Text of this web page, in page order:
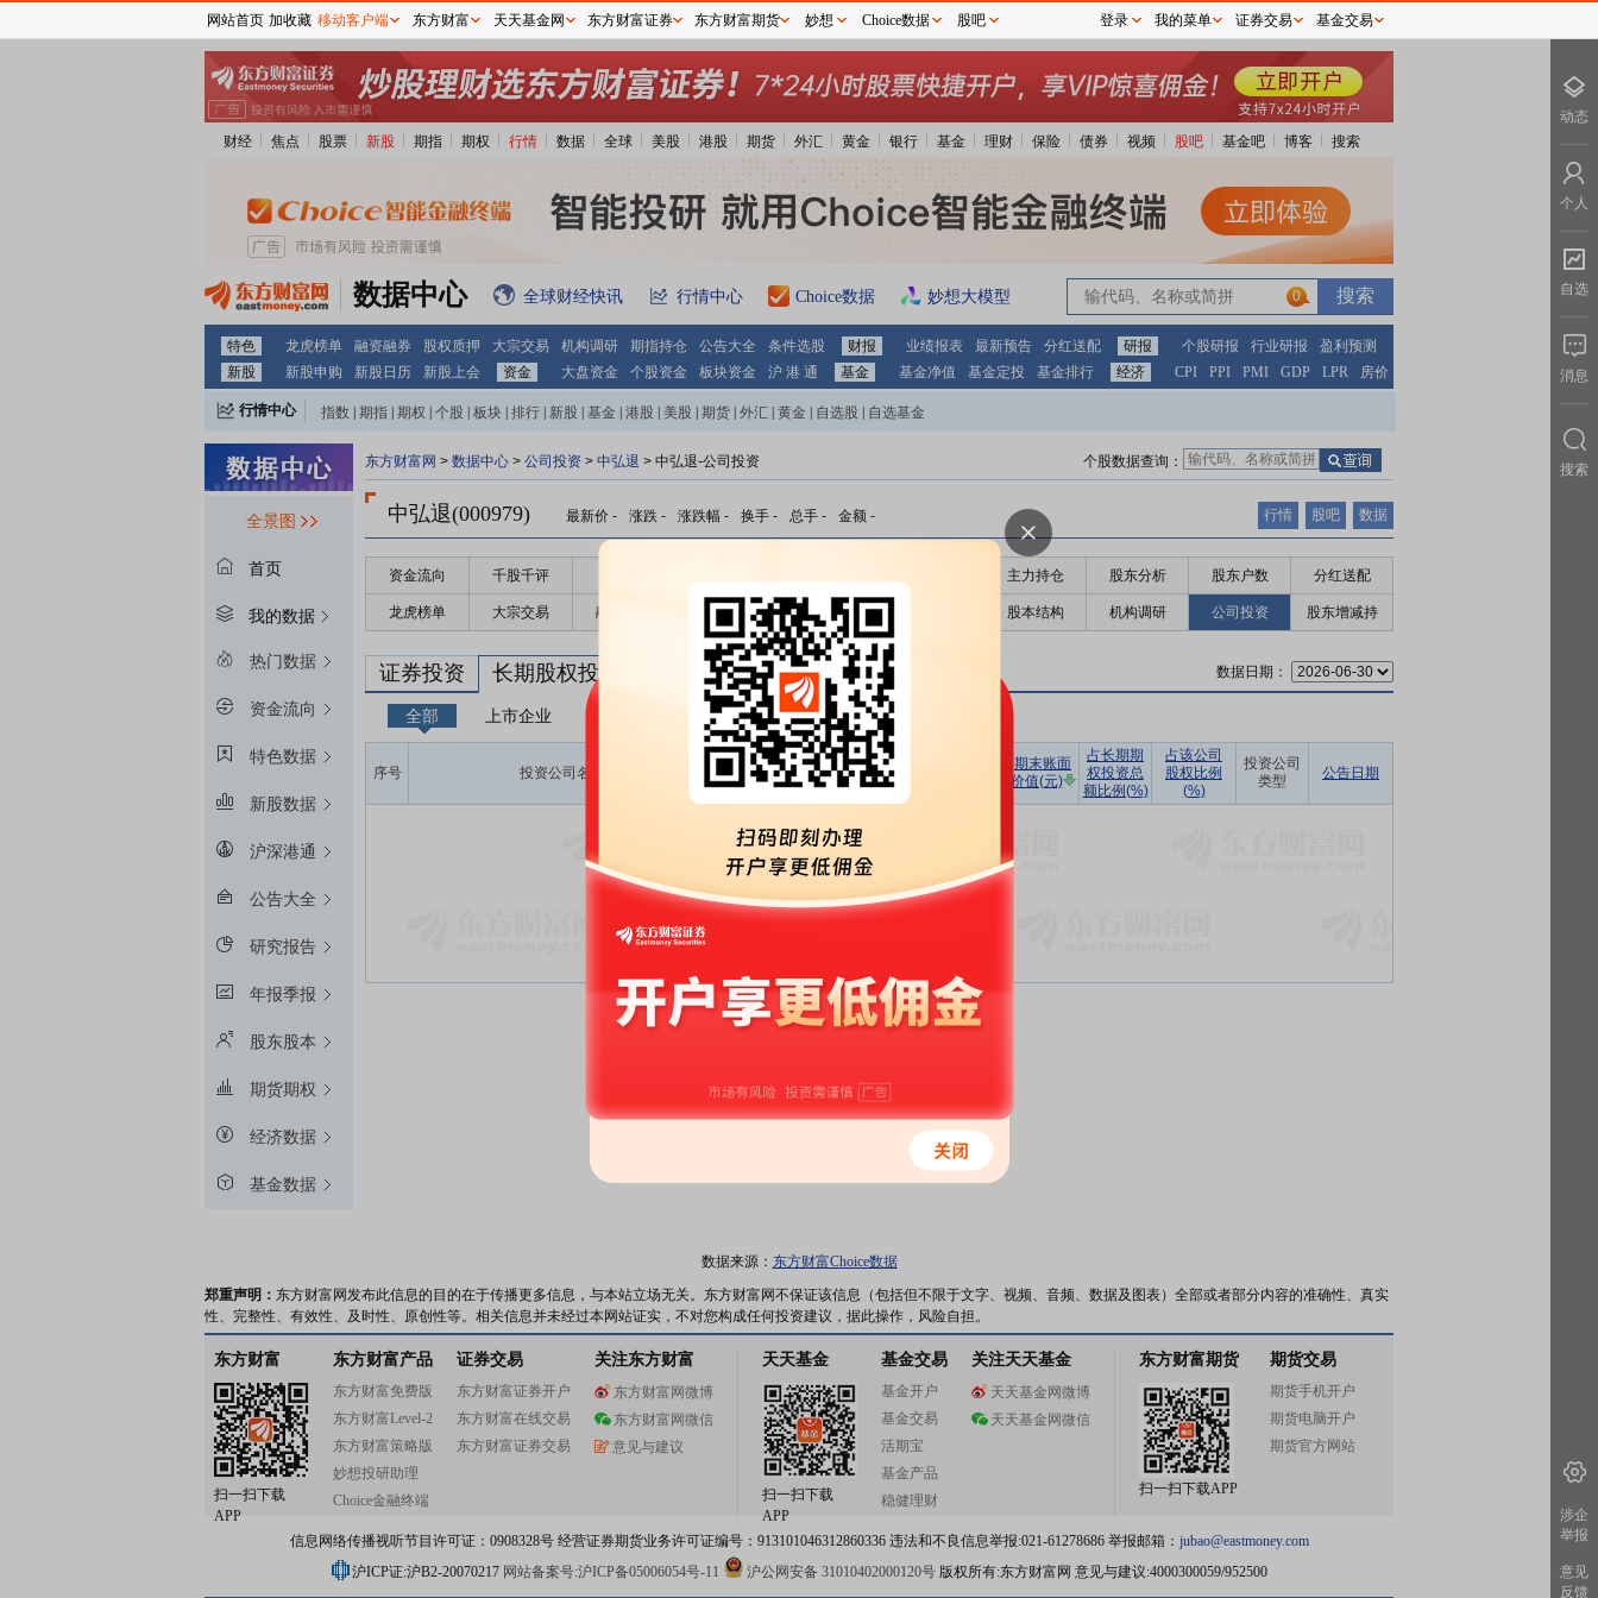
财经 焦点 股票 新股 期指 期权 行情 数据 全球 美股 港股 期货 外汇 黄金 银行 基金 理财 保险 债券 视频 股吧 基金吧 博客 搜索
数据中心 全球财经快讯 行情中心 Choice数据 妙想大模型 0
特色 龙虎榜单 融资融券 股权质押 大宗交易 机构调研 期指持仓 公告大全 条件选股 财报 业绩报表 最新预告 分红送配 研报 个股研报 行业研报
盈利预测
新股
新股申购 新股日历 新股上会 资金 大盘资金 个股资金 板块资金 沪 港 通 基金 基金净值 基金定投 基金排行 经济 CPI PPI PMI GDP LPR 房价
行情中心 指数 期指 期权 个股 板块 排行 新股 基金 港股 美股 期货 外汇 黄金 自选股 自选基金
全景图
首页
我的数据
热门数据
资金流向
特色数据
新股数据
沪深港通
公告大全
研究报告
年报季报
股东股本
期货期权
经济数据
基金数据
东方财富网 > 数据中心 > 公司投资 > 中弘退 > 中弘退-公司投资 个股数据查询：
中弘退(000979) 最新价 - 涨跌 - 涨跌幅 - 换手 - 总手 - 金额 - 行情 股吧 数据
资金流向 千股千评 主力持仓 股东分析 股东户数 分红送配
龙虎榜单 大宗交易 融资融券 高管持股 股东大会 股本结构 机构调研 公司投资 股东增减持
证券投资 长期股权投资 数据日期：
全部 上市企业
序号 投资公司名称
初始投资
金额(元)
持股数量
(股)
期初余额
(元)
期末账面
价值(元)
占长期期
权投资总
额比例(%)
占该公司
股权比例
(%)
投资公司
类型
公告日期
暂无数据
数据来源： 东方财富Choice数据
郑重声明： 东方财富网发布此信息的目的在于传播更多信息，与本站立场无关。东方财富网不保证该信息（包括但不限于文字、视频、音频、数据及图表）全部或者部分内容的准确性、真实
性、完整性、有效性、及时性、原创性等。相关信息并未经过本网站证实，不对您构成任何投资建议，据此操作，风险自担。
东方财富
扫一扫下载
APP
东方财富产品
东方财富免费版
东方财富Level-2
东方财富策略版
妙想投研助理
Choice金融终端
证券交易
东方财富证券开户
东方财富在线交易
东方财富证券交易
关注东方财富
东方财富网微博
东方财富网微信
意见与建议
天天基金
扫一扫下载
APP
基金交易
基金开户
基金交易
活期宝
基金产品
稳健理财
关注天天基金
天天基金网微博
天天基金网微信
东方财富期货
扫一扫下载APP
期货交易
期货手机开户
期货电脑开户
期货官方网站
信息网络传播视听节目许可证：0908328号 经营证券期货业务许可证编号：913101046312860336 违法和不良信息举报:021-61278686 举报邮箱： jubao@eastmoney.com
沪ICP证:沪B2-20070217 网站备案号:沪ICP备05006054号-11 沪公网安备 31010402000120号版权所有:东方财富网 意见与建议:4000300059/952500
网站首页 加收藏 移动客户端 东方财富 天天基金网 东方财富证券 东方财富期货 妙想 Choice数据 股吧 登录 我的菜单 证券交易 基金交易
动态
个人
自选
消息
搜索
涉企
举报
意见
反馈